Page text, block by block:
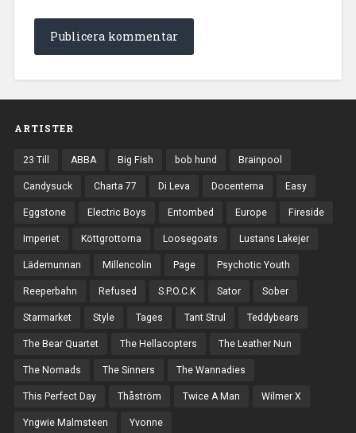
ARTISTER
23 Till ABBA Big Fish bob hund Brainpool
Candysuck Charta 77 Di Leva Docenterna Easy
Eggstone Electric Boys Entombed Europe Fireside
Imperiet Köttgrottorna Loosegoats Lustans Lakejer
Lädernunnan Millencolin Page Psychotic Youth
Reeperbahn Refused S.P.O.C.K Sator Sober
Starmarket Style Tages Tant Strul Teddybears
The Bear Quartet The Hellacopters The Leather Nun
The Nomads The Sinners The Wannadies
This Perfect Day Thåström Twice A Man Wilmer X
Yngwie Malmsteen Yvonne